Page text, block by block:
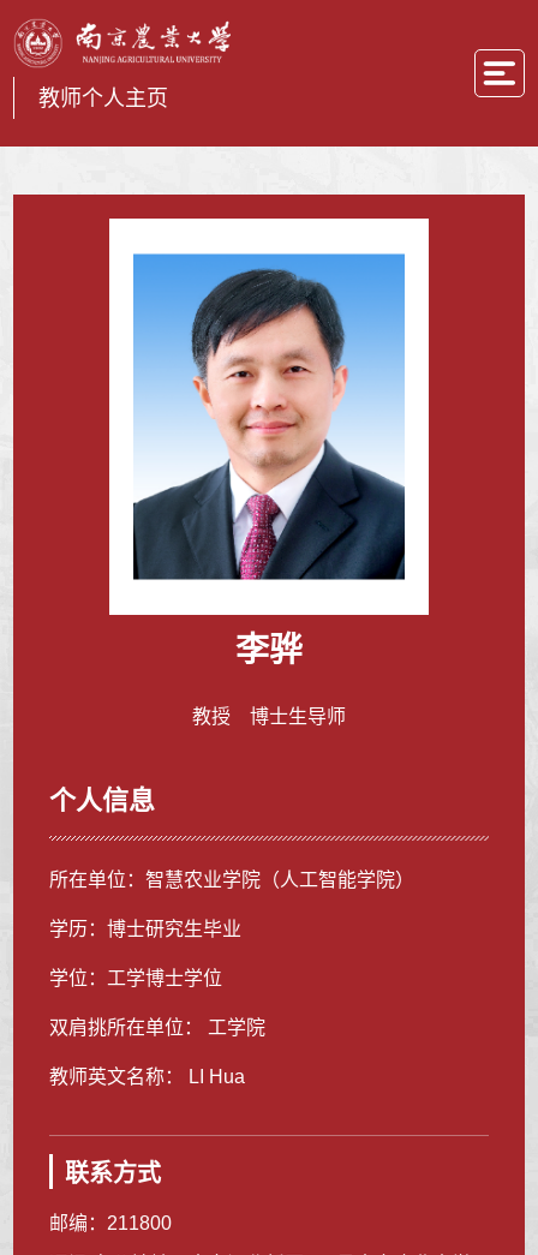
教师个人主页
李骅
教授 博士生导师
个人信息
所在单位：智慧农业学院（人工智能学院）
学历：博士研究生毕业
学位：工学博士学位
双肩挑所在单位： 工学院
教师英文名称： LI Hua
联系方式
邮编： 211800